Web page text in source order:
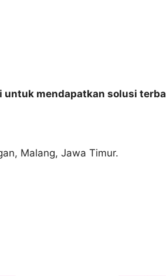
untuk mendapatkan solusi
Malang, Jawa Timur.